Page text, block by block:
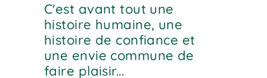
C'est avant tout une
histoire humaine, une
histoire de confiance et
une envie commune de
faire plaisir...